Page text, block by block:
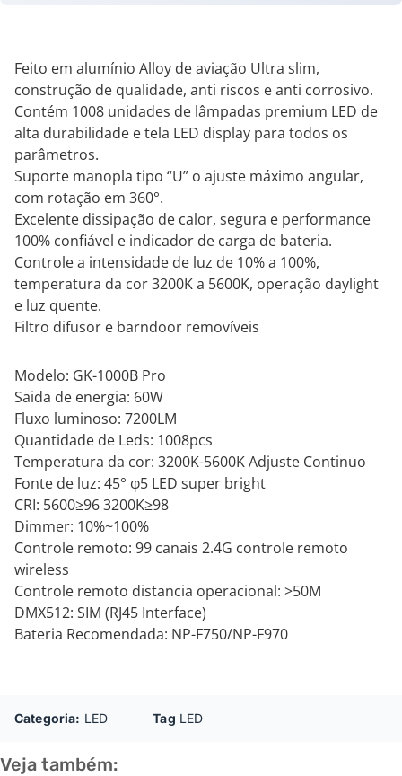
Feito em alumínio Alloy de aviação Ultra slim,
construção de qualidade, anti riscos e anti corrosivo.
Contém 1008 unidades de lâmpadas premium LED de
alta durabilidade e tela LED display para todos os
parâmetros.
Suporte manopla tipo “U” o ajuste máximo angular,
com rotação em 360°.
Excelente dissipação de calor, segura e performance
100% confiável e indicador de carga de bateria.
Controle a intensidade de luz de 10% a 100%,
temperatura da cor 3200K a 5600K, operação daylight
e luz quente.
Filtro difusor e barndoor removíveis
Modelo: GK-1000B Pro
Saida de energia: 60W
Fluxo luminoso: 7200LM
Quantidade de Leds: 1008pcs
Temperatura da cor: 3200K-5600K Adjuste Continuo
Fonte de luz: 45° φ5 LED super bright
CRI: 5600≥96 3200K≥98
Dimmer: 10%~100%
Controle remoto: 99 canais 2.4G controle remoto
wireless
Controle remoto distancia operacional: >50M
DMX512: SIM (RJ45 Interface)
Bateria Recomendada: NP-F750/NP-F970
Categoria: LED Tag LED
Veja também: